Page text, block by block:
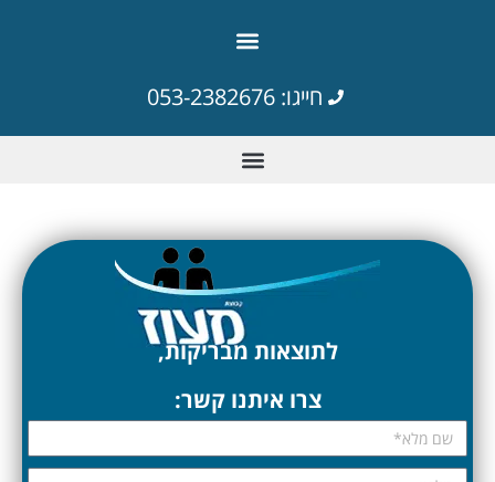
חייגו: 053-2382676
לתוצאות מבריקות,
צרו איתנו קשר: